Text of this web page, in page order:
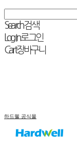
Search검색
Log In로그인
Cart장바구니
하드웰 공식몰